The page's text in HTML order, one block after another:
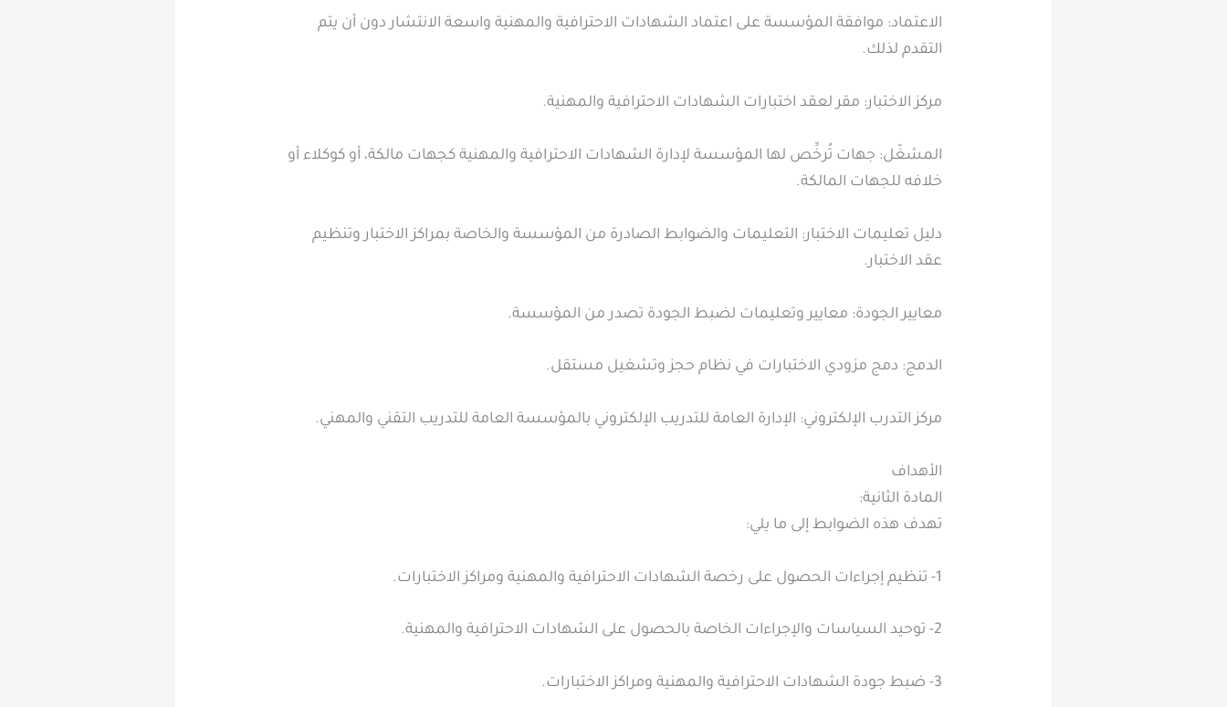
الاعتماد: موافقة المؤسسة على اعتماد الشهادات الاحترافية والمهنية واسعة الانتشار دون أن يتم
التقدم لذلك.
مركز الاختبار: مقر لعقد اختبارات الشهادات الاحترافية والمهنية.
المشغّل: جهات تُرخِّص لها المؤسسة لإدارة الشهادات الاحترافية والمهنية كجهات مالكة، أو كوكلاء أو
خلافه للجهات المالكة.
دليل تعليمات الاختبار: التعليمات والضوابط الصادرة من المؤسسة والخاصة بمراكز الاختبار وتنظيم
عقد الاختبار.
معايير الجودة: معايير وتعليمات لضبط الجودة تصدر من المؤسسة.
الدمج: دمج مزودي الاختبارات في نظام حجز وتشغيل مستقل.
مركز التدرب الإلكتروني: الإدارة العامة للتدريب الإلكتروني بالمؤسسة العامة للتدريب التقني والمهني.
الأهداف
المادة الثانية:
تهدف هذه الضوابط إلى ما يلي:
1- تنظيم إجراءات الحصول على رخصة الشهادات الاحترافية والمهنية ومراكز الاختبارات.
2- توحيد السياسات والإجراءات الخاصة بالحصول على الشهادات الاحترافية والمهنية.
3- ضبط جودة الشهادات الاحترافية والمهنية ومراكز الاختبارات.